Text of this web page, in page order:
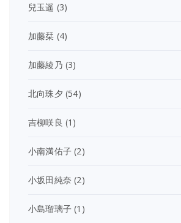
兒玉遥 (3)
加藤栞 (4)
加藤綾乃 (3)
北向珠夕 (54)
吉柳咲良 (1)
小南満佑子 (2)
小坂田純奈 (2)
小島瑠璃子 (1)